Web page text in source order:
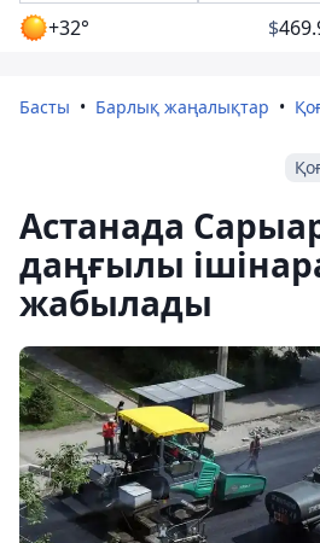
+32° $
Басты Барлық жаңалықтар
Астанада
даңғылы
жабылады